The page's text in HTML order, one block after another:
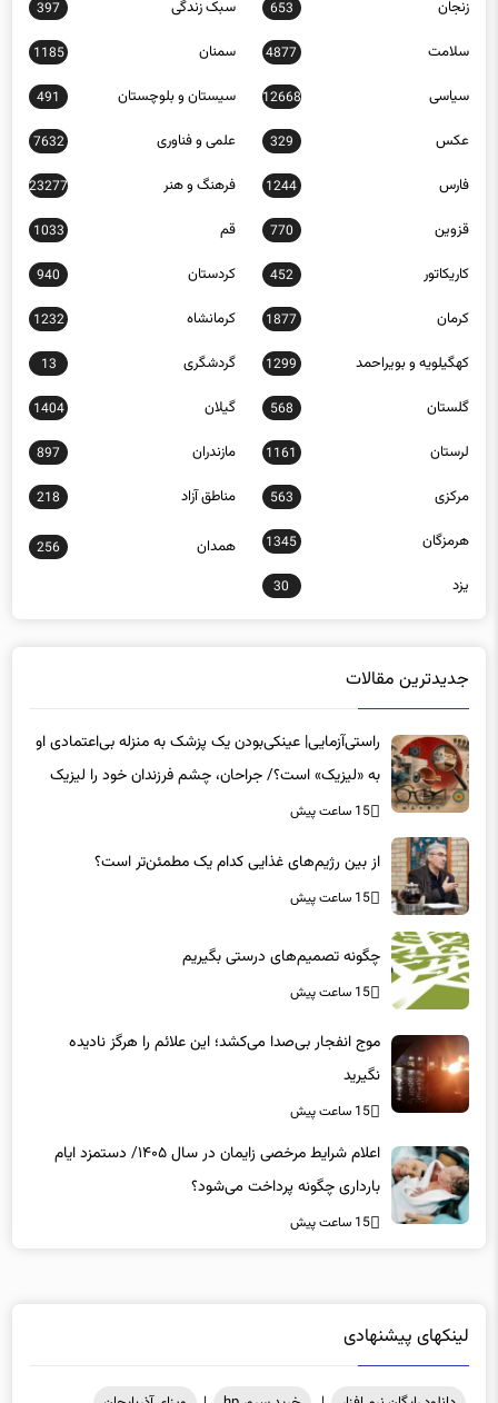
سلامت 4877 سمنان 1185
سیاسی 12668 سیستان و بلوچستان 491
عکس 329 علمی و فناوری 7632
فارس 1244 فرهنگ و هنر 23277
قزوین 770 قم 1033
کاریکاتور 452 کردستان 940
کرمان 1877 کرمانشاه 1232
کهگیلویه و بویراحمد 1299 گردشگری 13
گلستان 568 گیلان 1404
لرستان 1161 مازندران 897
مرکزی 563 مناطق آزاد 218
هرمزگان 1345
256
یزد 30
راستی‌آزمایی| عینکی‌بودن یک پزشک به منزله بی‌اعتمادی او
به «لیزیک» است؟/ جراحان، چشم فرزندان خود را لیزیک
می‌کنند؟
15 ساعت پیش
15 ساعت پیش
15 ساعت پیش
نگیرید
15 ساعت پیش
بارداری چگونه پرداخت می‌شود؟
15 ساعت پیش
دانلود رایگان نرم افزار